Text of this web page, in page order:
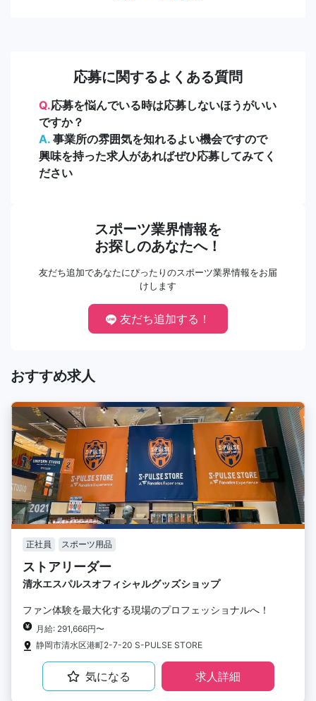
応募に関するよくある質問
Q.応募を悩んでいる時は応募しないほうがいい
ですか？
A. 事業所の雰囲気を知れるよい機会ですので
興味を持った求人があればぜひ応募してみてく
ださい
スポーツ業界情報を
お探しのあなたへ！
友だち追加であなたにぴったりのスポーツ業界情報をお届
けします
友だち追加する！
おすすめ求人
正社員 スポーツ用品
ストアリーダー
清水エスパルスオフィシャルグッズショップ
ファン体験を最大化する現場のプロフェッショナルへ！
月給: 291,666円〜
静岡市清水区港町2-7-20 S-PULSE STORE
気になる 求人詳細